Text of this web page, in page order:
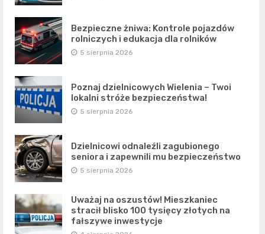
Bezpieczne żniwa: Kontrole pojazdów
rolniczych i edukacja dla rolników
5 sierpnia 2026
Poznaj dzielnicowych Wielenia – Twoi
lokalni stróże bezpieczeństwa!
5 sierpnia 2026
Dzielnicowi odnaleźli zagubionego
seniora i zapewnili mu bezpieczeństwo
5 sierpnia 2026
Uważaj na oszustów! Mieszkaniec
stracił blisko 100 tysięcy złotych na
fałszywe inwestycje